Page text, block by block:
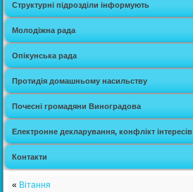
Структурні підрозділи інформують
Молодіжна рада
Опікунська рада
Протидія домашньому насильству
Почесні громадяни Виноградова
Електронне декларування, конфлікт інтересів
Контакти
« Вітання